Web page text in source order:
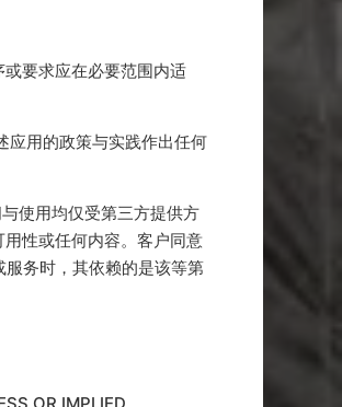
要求应在必要范围内适
用的政策与实践作出任何
使用均仅受第三方提供方
性或任何内容。客户同意
务时，其依赖的是该等第